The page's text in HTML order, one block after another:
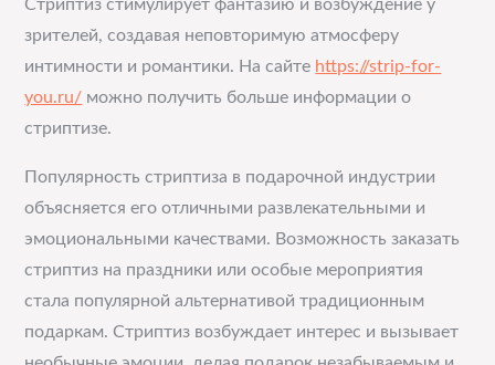
Стриптиз стимулирует фантазию и возбуждение у
зрителей, создавая неповторимую атмосферу
интимности и романтики. На сайте https://strip-for-
you.ru/ можно получить больше информации о
стриптизе.
Популярность стриптиза в подарочной индустрии
объясняется его отличными развлекательными и
эмоциональными качествами. Возможность заказать
стриптиз на праздники или особые мероприятия
стала популярной альтернативой традиционным
подаркам. Стриптиз возбуждает интерес и вызывает